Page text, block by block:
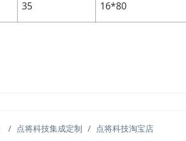
35 16*80
点将科技集成定制 点将科技淘宝店